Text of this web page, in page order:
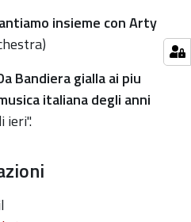
insieme con Arty
Bandiera gialla ai piu
italiana degli anni
ieri".